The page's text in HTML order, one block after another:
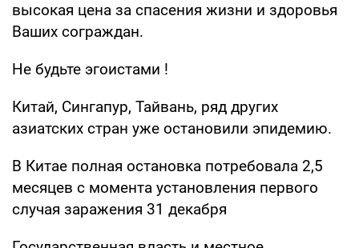
высокая цена за спасения жизни и здоровья
Ваших сограждан.
Не будьте эгоистами !
Китай, Сингапур, Тайвань, ряд других
азиатских стран уже остановили эпидемию.
В Китае полная остановка потребовала 2,5
месяцев с момента установления первого
случая заражения 31 декабря